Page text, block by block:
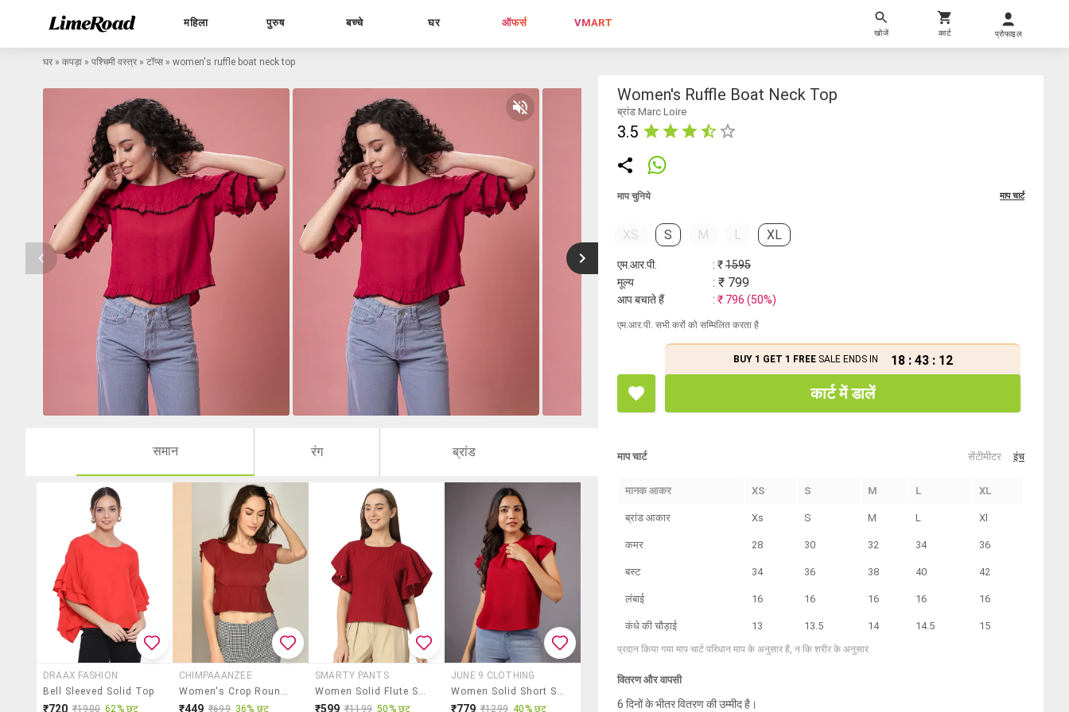
महिला पुरुष बच्चे घर ऑफर्स VMART
खोजें कार्ट प्रोफाइल
घर » कपड़ा » पश्चिमी वस्त्र » टॉप्स » women's ruffle boat neck top
समान रंग ब्रांड
DRAAX FASHION
Bell Sleeved Solid Top
₹720 ₹1900 62% छूट
CHIMPAAANZEE
Women's Crop Round Neck Top
₹449 ₹699 36% छूट
SMARTY PANTS
Women Solid Flute Sleeves Regular Top
₹599 ₹1199 50% छूट
JUNE 9 CLOTHING
Women Solid Short Sleeve Regular Top
₹779 ₹1299 40% छूट
Women's Ruffle Boat Neck Top
ब्रांड Marc Loire
3.5
माप चुनिये माप चार्ट
XS S M L XL
एम.आर.पी. : ₹1595
मूल्य
: ₹ 799
आप बचाते हैं : ₹ 796 (50%)
एम.आर.पी. सभी करों को सम्मिलित करता है
BUY 1 GET 1 FREESALE ENDS IN 18 : 43 : 12
कार्ट में डालें
माप चार्ट सेंटीमीटर इंच
मानक आकर XS S M L XL
ब्रांड आकार Xs S M L Xl
कमर 28 30 32 34 36
बस्ट 34 36 38 40 42
लंबाई 16 16 16 16 16
कंधे की चौड़ाई 13 13.5 14 14.5 15
प्रदान किया गया माप चार्ट परिधान माप के अनुसार है, न कि शरीर के अनुसार
वितरण और वापसी
6 दिनों के भीतर वितरण की उम्मीद है।